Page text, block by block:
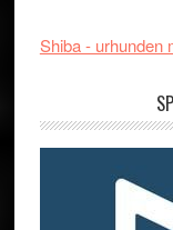
Shiba - urhunden